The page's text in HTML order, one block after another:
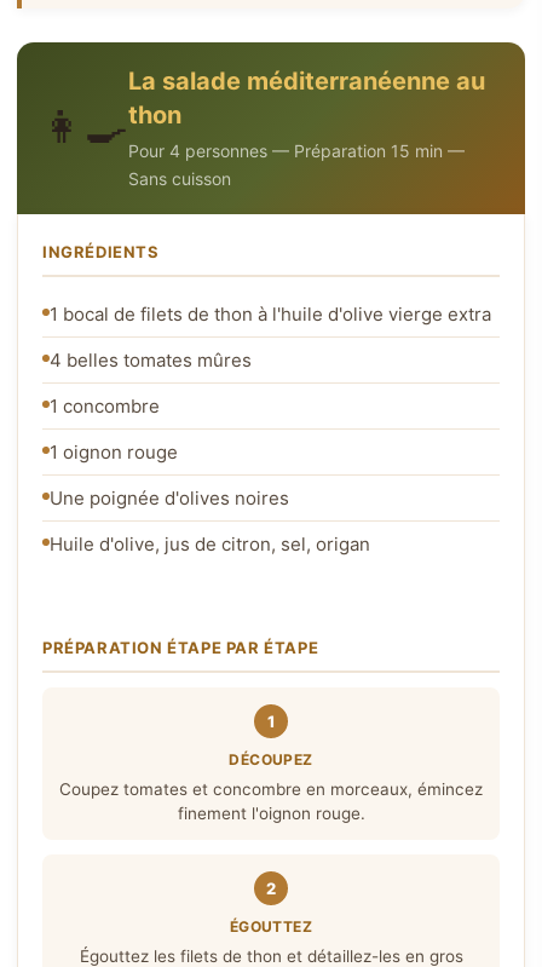
👩‍🍳
La salade méditerranéenne au
thon
Pour 4 personnes — Préparation 15 min —
Sans cuisson
INGRÉDIENTS
1 bocal de filets de thon à l'huile d'olive vierge extra
4 belles tomates mûres
1 concombre
1 oignon rouge
Une poignée d'olives noires
Huile d'olive, jus de citron, sel, origan
PRÉPARATION ÉTAPE PAR ÉTAPE
1
DÉCOUPEZ
Coupez tomates et concombre en morceaux, émincez
finement l'oignon rouge.
2
ÉGOUTTEZ
Égouttez les filets de thon et détaillez-les en gros